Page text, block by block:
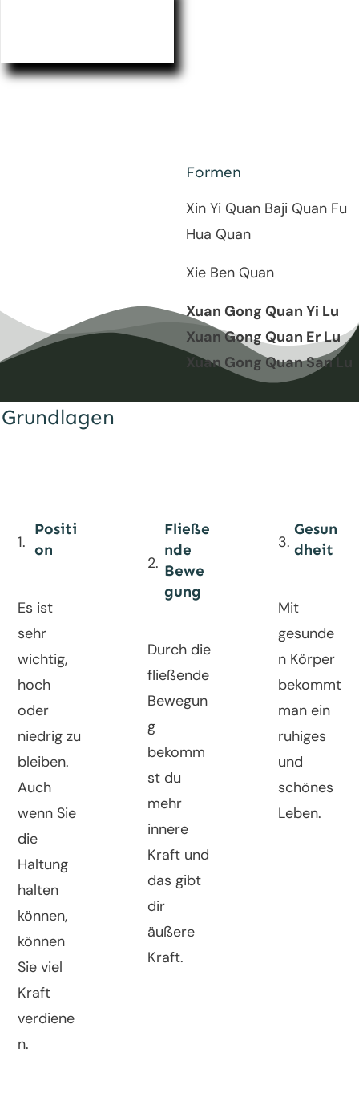
Formen
Xin Yi Quan Baji Quan Fu
Hua Quan
Xie Ben Quan
Xuan Gong Quan Yi Lu
Xuan Gong Quan Er Lu
Xuan Gong Quan San Lu
Grundlagen
1.
Positi
on
Es ist
sehr
wichtig,
hoch
oder
niedrig zu
bleiben.
Auch
wenn Sie
die
Haltung
halten
können,
können
Sie viel
Kraft
verdiene
n.
2.
Fließe
nde
Bewe
gung
Durch die
fließende
Bewegun
g
bekomm
st du
mehr
innere
Kraft und
das gibt
dir
äußere
Kraft.
3.
Gesun
dheit
Mit
gesunde
n Körper
bekommt
man ein
ruhiges
und
schönes
Leben.